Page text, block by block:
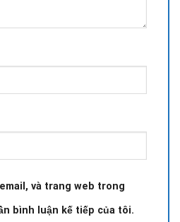
và trang web trong
bình luận kế tiếp của tôi.